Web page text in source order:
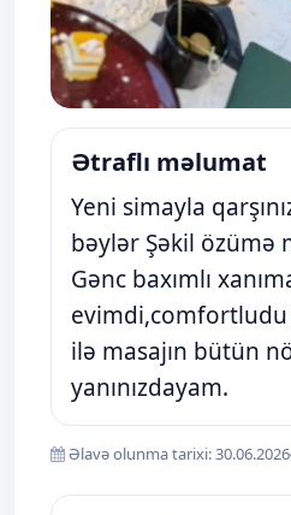
Ətraflı məlumat
Yeni simayla
bəylər Şəkil özümə
Gənc baxımlı
ilə masajın bütün
yanınızdayam.
Əlavə olunma tarixi: 30.06.2026